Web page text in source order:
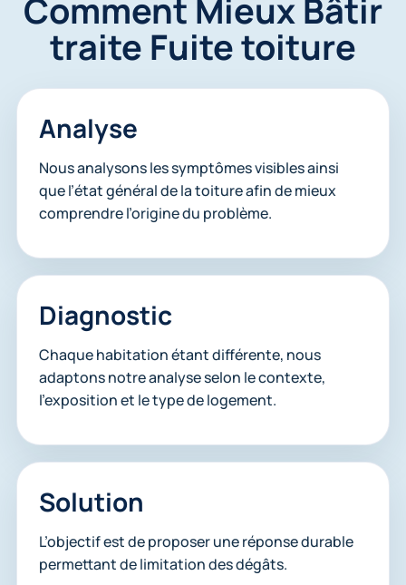
Comment Mieux Bâtir
traite Fuite toiture
Analyse
Nous analysons les symptômes visibles ainsi
que l’état général de la toiture afin de mieux
comprendre l’origine du problème.
Diagnostic
Chaque habitation étant différente, nous
adaptons notre analyse selon le contexte,
l’exposition et le type de logement.
Solution
L’objectif est de proposer une réponse durable
permettant de limitation des dégâts.